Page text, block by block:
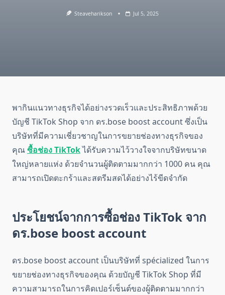
Steaveharikson Jul 5, 2025
พากินแนวทางธุรกิจได้อย่างรวดเร็วและประสิทธิภาพด้วย
บัญชี TikTok Shop จาก ดร.bose boost account ซึ่งเป็น
บริษัทที่มีความเชี่ยวชาญในการขยายช่องทางธุรกิจของ
คุณซื้อช่อง TikTokได้รับความไว้วางใจจากบริษัทขนาด
ใหญ่หลายแห่ง ด้วยจำนวนผู้ติดตามมากกว่า 1000 คน คุณ
สามารถเปิดตะกร้าและสตรีมสดได้อย่างไร้ขีดจำกัด
ประโยชน์จากการซื้อช่อง TikTok จาก
ดร.bose boost account
ดร.bose boost account เป็นบริษัทที่ spécialized ในการ
ขยายช่องทางธุรกิจของคุณ ด้วยบัญชี TikTok Shop ที่มี
ความสามารถในการคิดเปอร์เซ็นต์ของผู้ติดตามมากกว่า